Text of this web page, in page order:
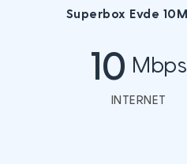
Superbox Evde
10 Mbps
INTERNET